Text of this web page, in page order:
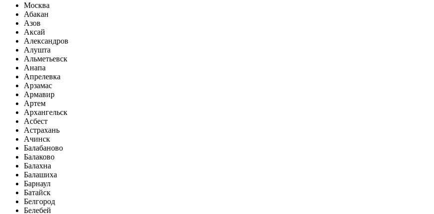
Москва
Абакан
Азов
Аксай
Александров
Алушта
Альметьевск
Анапа
Апрелевка
Арзамас
Армавир
Артем
Архангельск
Асбест
Астрахань
Ачинск
Балабаново
Балаково
Балахна
Балашиха
Барнаул
Батайск
Белгород
Белебей